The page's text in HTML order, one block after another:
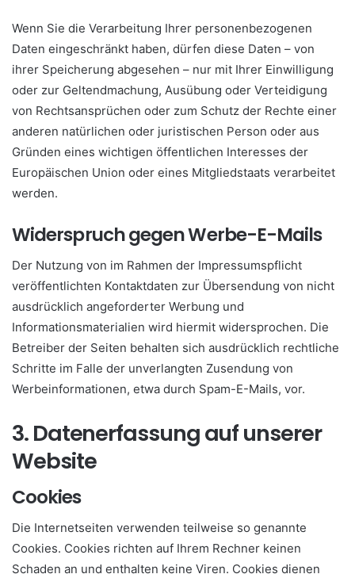
Wenn Sie die Verarbeitung Ihrer personenbezogenen
Daten eingeschränkt haben, dürfen diese Daten – von
ihrer Speicherung abgesehen – nur mit Ihrer Einwilligung
oder zur Geltendmachung, Ausübung oder Verteidigung
von Rechtsansprüchen oder zum Schutz der Rechte einer
anderen natürlichen oder juristischen Person oder aus
Gründen eines wichtigen öffentlichen Interesses der
Europäischen Union oder eines Mitgliedstaats verarbeitet
werden.
Widerspruch gegen Werbe-E-Mails
Der Nutzung von im Rahmen der Impressumspflicht
veröffentlichten Kontaktdaten zur Übersendung von nicht
ausdrücklich angeforderter Werbung und
Informationsmaterialien wird hiermit widersprochen. Die
Betreiber der Seiten behalten sich ausdrücklich rechtliche
Schritte im Falle der unverlangten Zusendung von
Werbeinformationen, etwa durch Spam-E-Mails, vor.
3. Datenerfassung auf unserer
Website
Cookies
Die Internetseiten verwenden teilweise so genannte
Cookies. Cookies richten auf Ihrem Rechner keinen
Schaden an und enthalten keine Viren. Cookies dienen